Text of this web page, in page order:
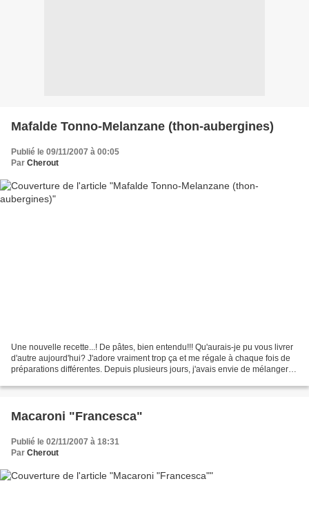
Mafalde Tonno-Melanzane (thon-aubergines)
Publié le 09/11/2007 à 00:05
Par Cherout
Une nouvelle recette...! De pâtes, bien entendu!!! Qu'aurais-je pu vous livrer
d'autre aujourd'hui? J'adore vraiment trop ça et me régale à chaque fois de
préparations différentes. Depuis plusieurs jours, j'avais envie de mélanger
Macaroni "Francesca"
Publié le 02/11/2007 à 18:31
Par Cherout